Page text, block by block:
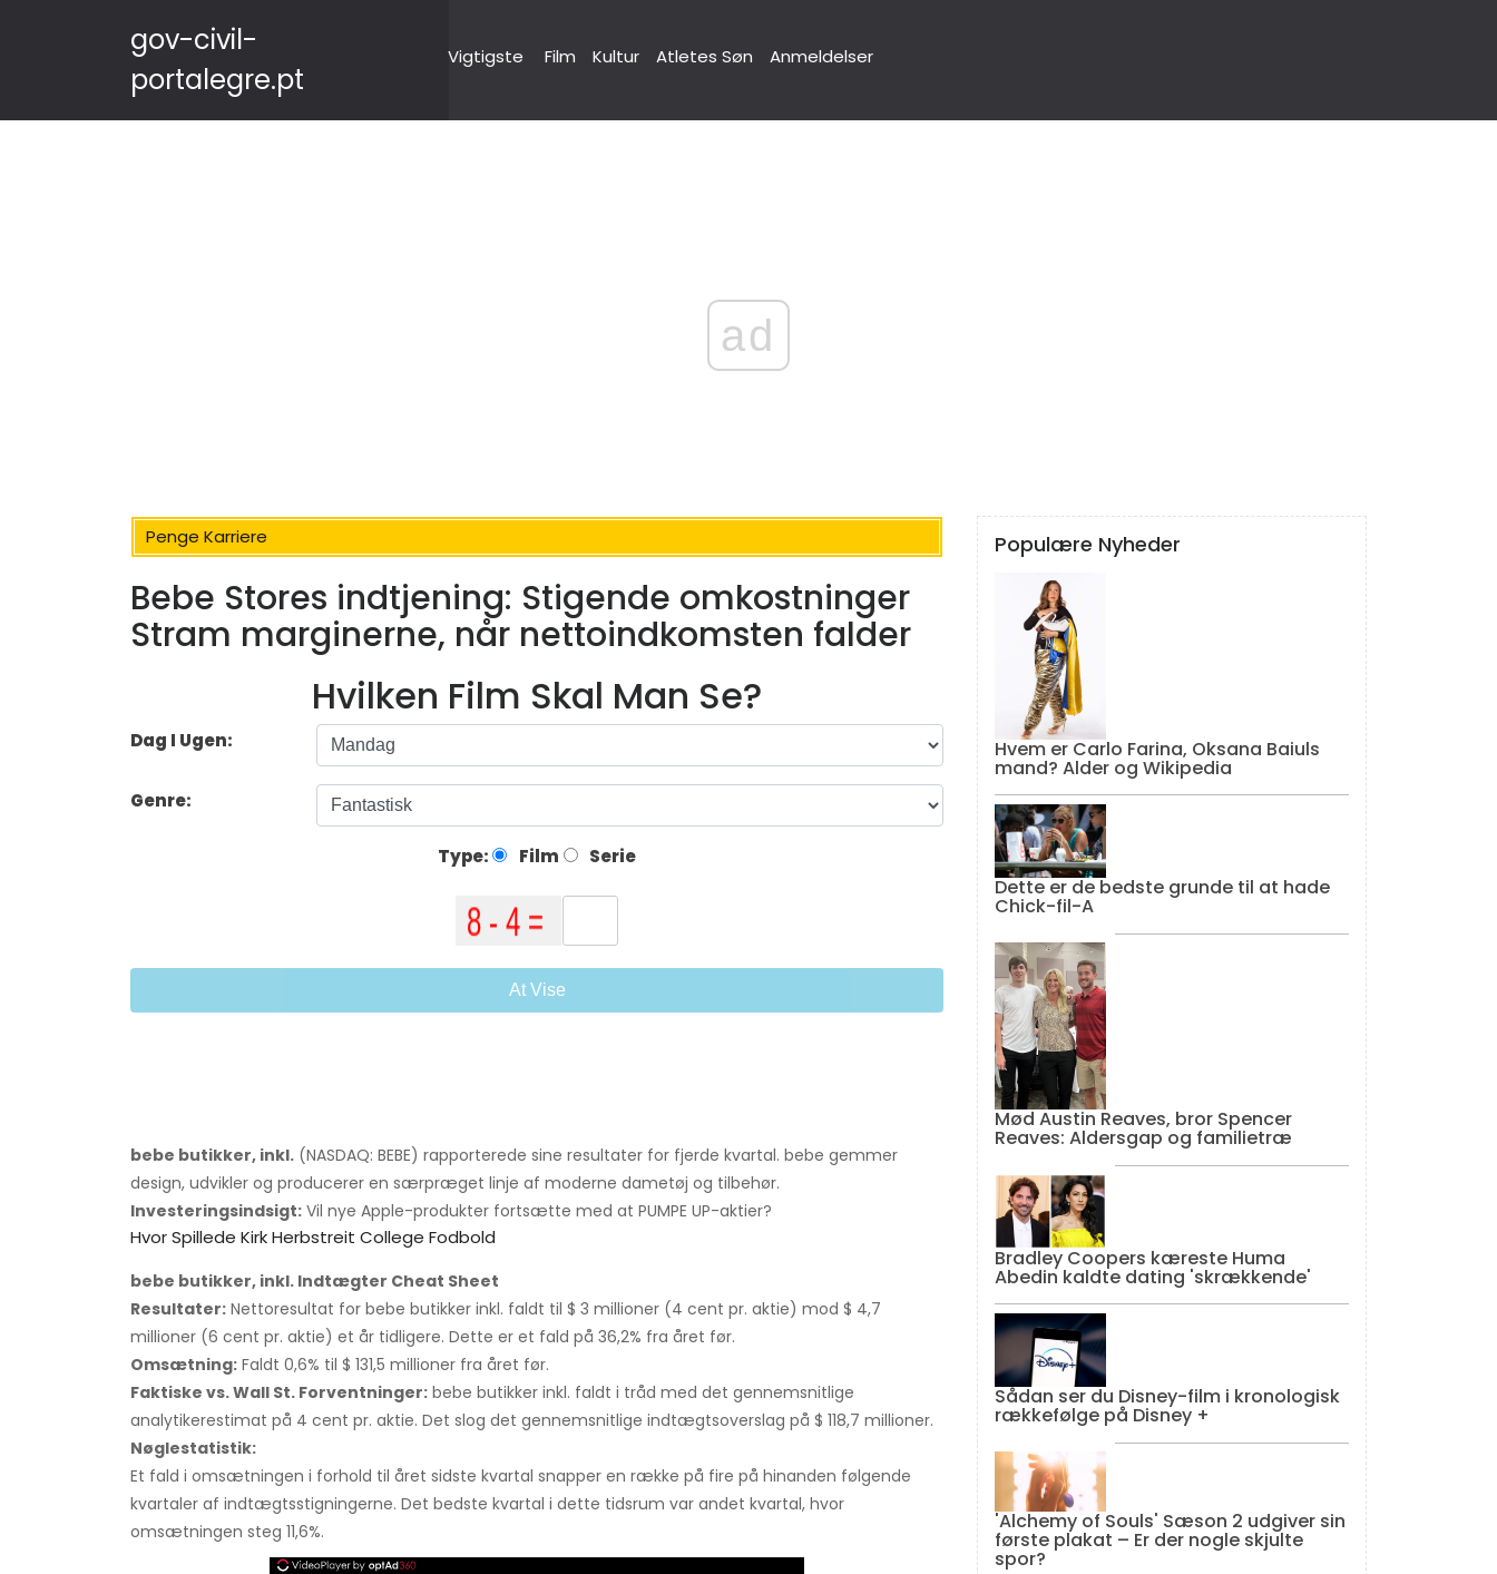
gov-civil-
portalegre.pt
Vigtigste Film Kultur Atletes Søn Anmeldelser
ad
Penge Karriere
Bebe Stores indtjening: Stigende omkostninger
Stram marginerne, når nettoindkomsten falder
Hvilken Film Skal Man Se?
Dag I Ugen:
Genre:
Type: Film Serie
At Vise
bebe butikker, inkl. (NASDAQ: BEBE) rapporterede sine resultater for fjerde kvartal. bebe gemmer
design, udvikler og producerer en særpræget linje af moderne dametøj og tilbehør.
Investeringsindsigt: Vil nye Apple-produkter fortsætte med at PUMPE UP-aktier?
Hvor Spillede Kirk Herbstreit College Fodbold
bebe butikker, inkl. Indtægter Cheat Sheet
Resultater: Nettoresultat for bebe butikker inkl. faldt til $ 3 millioner (4 cent pr. aktie) mod $ 4,7
millioner (6 cent pr. aktie) et år tidligere. Dette er et fald på 36,2% fra året før.
Omsætning: Faldt 0,6% til $ 131,5 millioner fra året før.
Faktiske vs. Wall St. Forventninger: bebe butikker inkl. faldt i tråd med det gennemsnitlige
analytikerestimat på 4 cent pr. aktie. Det slog det gennemsnitlige indtægtsoverslag på $ 118,7 millioner.
Nøglestatistik:
Et fald i omsætningen i forhold til året sidste kvartal snapper en række på fire på hinanden følgende
kvartaler af indtægtsstigningerne. Det bedste kvartal i dette tidsrum var andet kvartal, hvor
omsætningen steg 11,6%.
Populære Nyheder
Hvem er Carlo Farina, Oksana Baiuls
mand? Alder og Wikipedia
Dette er de bedste grunde til at hade
Chick-fil-A
Mød Austin Reaves, bror Spencer
Reaves: Aldersgap og familietræ
Bradley Coopers kæreste Huma
Abedin kaldte dating 'skrækkende'
Sådan ser du Disney-film i kronologisk
rækkefølge på Disney +
'Alchemy of Souls' Sæson 2 udgiver sin
første plakat – Er der nogle skjulte
spor?